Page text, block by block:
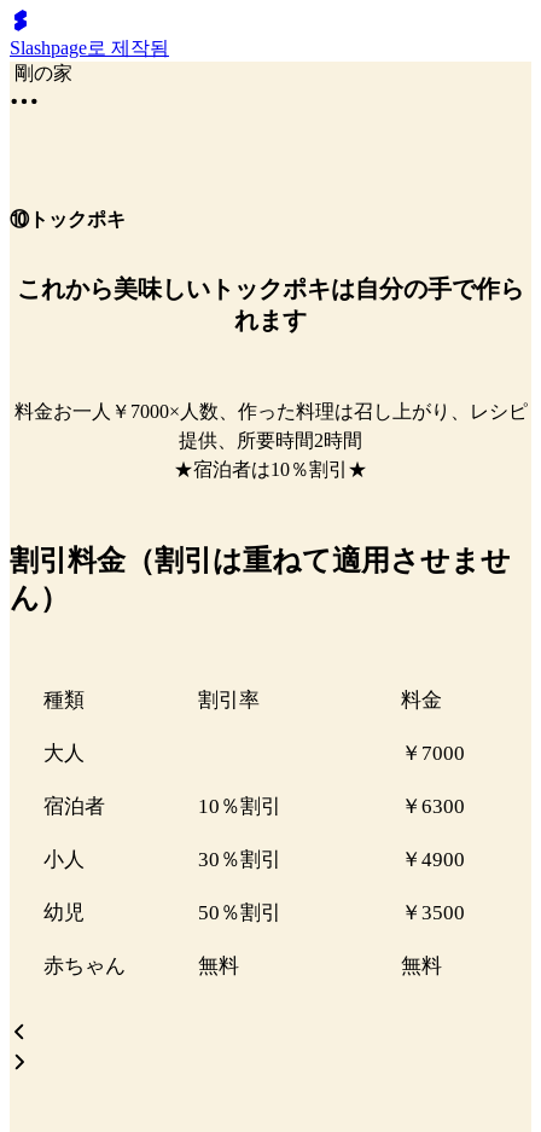
Slashpage로 제작됨
剛の家
⑩トックポキ
これから美味しいトックポキは自分の手で作ら
れます
料金お一人￥7000×人数、作った料理は召し上がり、レシピ
提供、所要時間2時間
★宿泊者は10％割引★
割引料金（割引は重ねて適用させませ
ん）
種類 割引率 料金
大人 ￥7000
宿泊者 10％割引 ￥6300
小人 30％割引 ￥4900
幼児 50％割引 ￥3500
赤ちゃん 無料 無料